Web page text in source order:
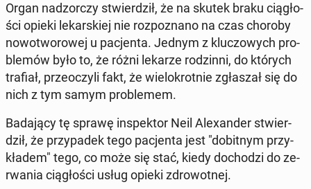
Organ nad­zor­czy stwier­dził, że na skutek braku cią­gło­
ści opieki le­kar­skiej nie roz­po­zna­no na czas choroby
no­wo­two­ro­wej u pa­cjen­ta. Jednym z klu­czo­wych pro­
ble­mów było to, że różni lekarze ro­dzin­ni, do których
trafiał, prze­oczy­li fakt, że wie­lo­krot­nie zgła­szał się do
nich z tym samym pro­ble­mem.
Ba­da­ją­cy tę sprawę in­spek­tor Neil Ale­xan­der stwier­
dził, że przy­pa­dek tego pa­cjen­ta jest "do­bit­nym przy­
kła­dem" tego, co może się stać, kiedy do­cho­dzi do ze­
rwa­nia cią­gło­ści usług opieki zdro­wot­nej.